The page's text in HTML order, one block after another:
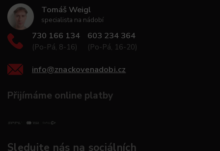
Tomáš Weigl
specialista na nádobí
730 166 134
(Po-Pá, 8-16)
603 234 364
(Po-Pá, 16-20)
info@znackovenadobi.cz
Přijímáme online platby
Sledujte nás na sociálních